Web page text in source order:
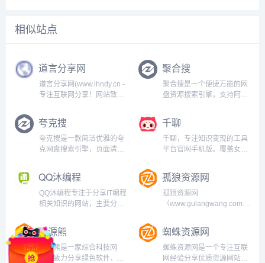
相似站点
道言分享网
道言分享网(www.lhndy.cn -
专注互联网分享！网站致力
活动线报、网站源码、网络
课程、设计模板、影视等资
源共享，坚持分享网络技术
资源，努力为各位网友呈现
聚合搜
聚合搜是一个便捷万能的网
盘资源搜索引擎，支持阿里
盘、迅雷云盘等主流网盘资
源搜索，涵盖电影、电视
剧、短剧、动漫、软件、音
乐、文档、壁纸、学习资源
夸克搜
夸克搜是一款简洁优雅的夸
克网盘搜索引擎，页面清
短剧、综艺、动漫等夸克网
盘资源搜索。只需输入关键
词，即可快速找到相关夸克
网盘资源。...
千聊
千聊，专注知识变现的工具
平台官网手机版。覆盖女性
形、职场、经营管理、心理
等40多个类目，与你相关，
对你有用的知识服务平
台。...
QQ沐编程
QQ沐编程专注于分享IT编程
相关知识的网站，主要分享
码，实用功能代码，技术教
程，bug解决方案，编程工
具推荐和使用方法以及编程
课程分享等...
孤狼资源网
孤狼资源网
（www.gulangwang.com）
免费软件,活动线报,免费游
戏,网站源码,小刀娱乐网,QQ
皇族馆,爱q生活网,小k网,真
牛论坛,流氓资源网,技术导
资源熊
资源熊是一家综合科技网
站，致力分享绿色软件、免
蜘蛛资源网
蜘蛛资源网是一个专注互联
网经验分享优质资源网站，